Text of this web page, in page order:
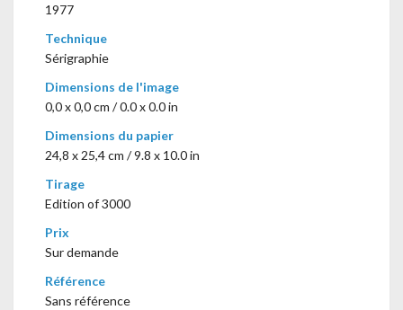
1977
Technique
Sérigraphie
Dimensions de l'image
0,0 x 0,0 cm / 0.0 x 0.0 in
Dimensions du papier
24,8 x 25,4 cm / 9.8 x 10.0 in
Tirage
Edition of 3000
Prix
Sur demande
Référence
Sans référence